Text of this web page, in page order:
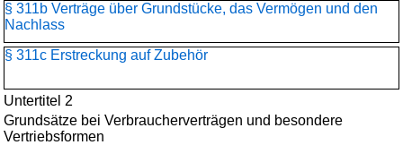
§ 311b Verträge über Grundstücke, das Vermögen und den
Nachlass
§ 311c Erstreckung auf Zubehör
Untertitel 2
Grundsätze bei Verbraucherverträgen und besondere
Vertriebsformen